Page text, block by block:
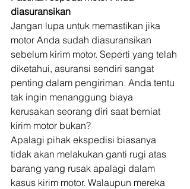
diasuransikan
Jangan lupa untuk memastikan jika
motor Anda sudah diasuransikan
sebelum kirim motor. Seperti yang telah
diketahui, asuransi sendiri sangat
penting dalam pengiriman. Anda tentu
tak ingin menanggung biaya
kerusakan seorang diri saat berniat
kirim motor bukan?
Apalagi pihak ekspedisi biasanya
tidak akan melakukan ganti rugi atas
barang yang rusak apalagi dalam
kasus kirim motor. Walaupun mereka